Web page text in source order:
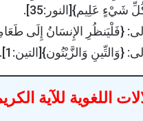
شَيْءٍ عَلِيم}[النور:35].
{فَلْيَنظُرِ الإِنسَانُ إِلَى
{وَالتِّينِ وَالزَّيْتُون}[التين:1].
اللغوية للآية